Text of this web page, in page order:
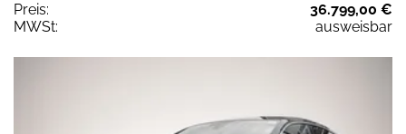
Preis:
36.799,00 €
MWSt:
ausweisbar